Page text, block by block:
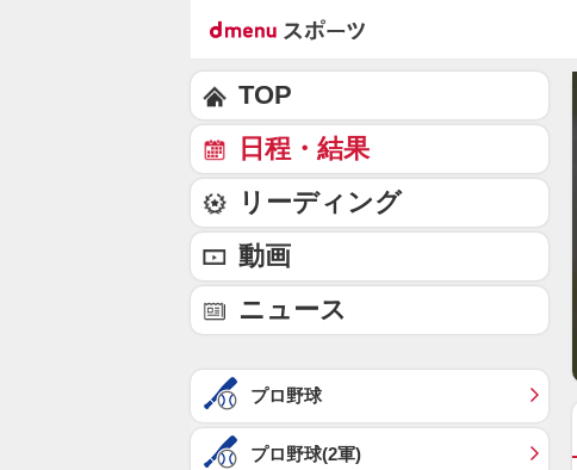
TOP
日程・結果
リーディング
動画
ニュース
プロ野球
プロ野球(2軍)